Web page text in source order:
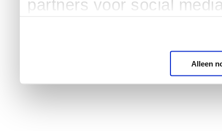
partners voor social
Alleen